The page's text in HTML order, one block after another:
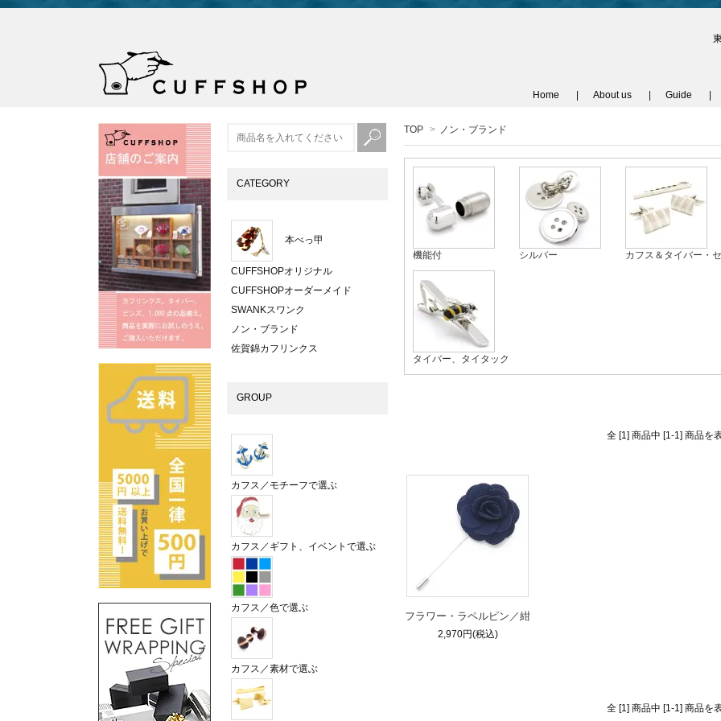
Home About us Guide
TOP > ノン・ブランド
機能付 シルバー カフス＆タイバー・
タイバー、タイタック
全 [1] 商品中 [1-1] 商品を
フラワー・ラペルピン／紺
2,970円(税込)
全 [1] 商品中 [1-1] 商品を
CATEGORY
本べっ甲
CUFFSHOPオリジナル
CUFFSHOPオーダーメイド
SWANKスワンク
ノン・ブランド
佐賀錦カフリンクス
GROUP
カフス／モチーフで選ぶ
カフス／ギフト、イベントで選ぶ
カフス／色で選ぶ
カフス／素材で選ぶ